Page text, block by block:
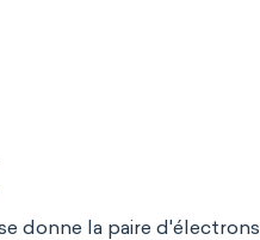
donne la paire d'électrons